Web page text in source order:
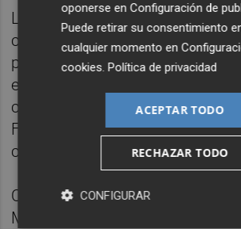
La conexión entre extremos y
como la efectividad en el
perfila como un factor
el Barça logre imponer su ritmo
conjunto alicantino que bajo la
Fernando Latorre buscará
complicar las transiciones.
Con la única baja confirmada
Mem, todo indica que el pivote
oponerse enConfiguración de
Puede retirar su consentimiento
cualquier momento en
cookies.Política de privacidad
ACEPTAR TODO
RECHAZAR TODO
CONFIGURAR